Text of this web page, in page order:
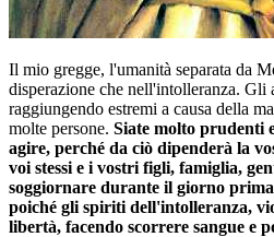
Il mio gregge, l'umanità separata da
disperazione che nell'intolleranza. Gli
raggiungendo estremi a causa della
molte persone. Siate molto prudenti
agire, perché da ciò dipenderà la
voi stessi e i vostri figli, famiglia,
soggiornare durante il giorno prima
poiché gli spiriti dell'intolleranza,
libertà, facendo scorrere sangue e